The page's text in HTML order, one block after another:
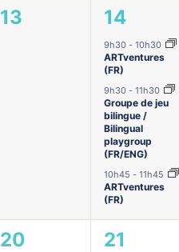
0
évènement,
13
3
14
9h30-10h30
ARTventures
(FR)
9h30-11h30
Groupe de jeu
bilingue /
Bilingual
playgroup
(FR/ENG)
10h45-11h45
ARTventures
(FR)
0
20
1
21